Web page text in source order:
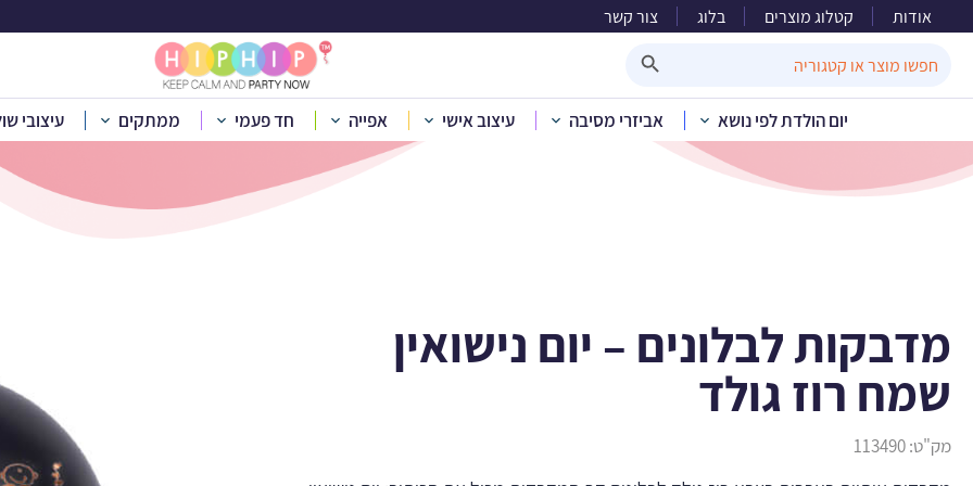
אודות קטלוג מוצרים בלוג צור קשר
for:
יום הולדת לפי נושא אביזרי מסיבה עיצוב אישי אפייה חד פעמי ממתקים עיצובי
מדבקות לבלונים - יום
בית»קטלוג מוצרים»בלונים ומיכלי הליום אביזרים לבלונים »מדבקות לבלונים – יום
מדבקות לבלונים – יום נישואין
שמח רוז גולד
מק"ט:113490